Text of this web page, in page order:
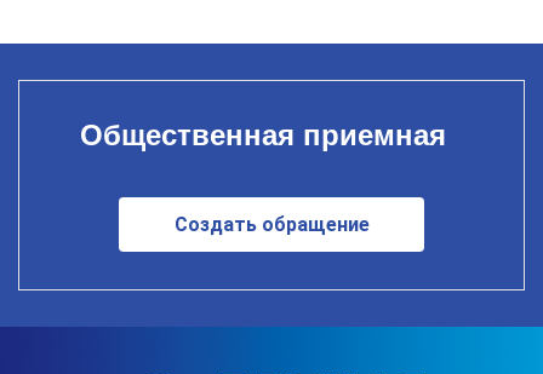
Общественная приемная
Создать обращение